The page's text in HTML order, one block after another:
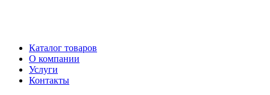
Каталог товаров
О компании
Услуги
Контакты